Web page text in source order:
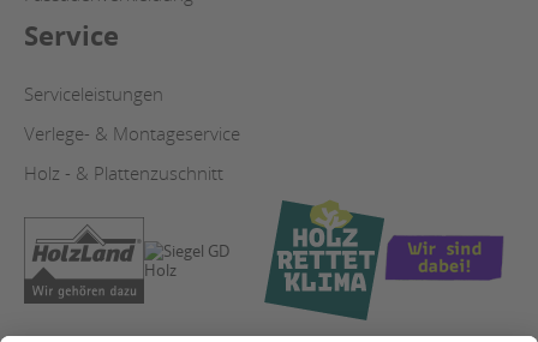
Service
Serviceleistungen
Verlege- & Montageservice
Holz - & Plattenzuschnitt